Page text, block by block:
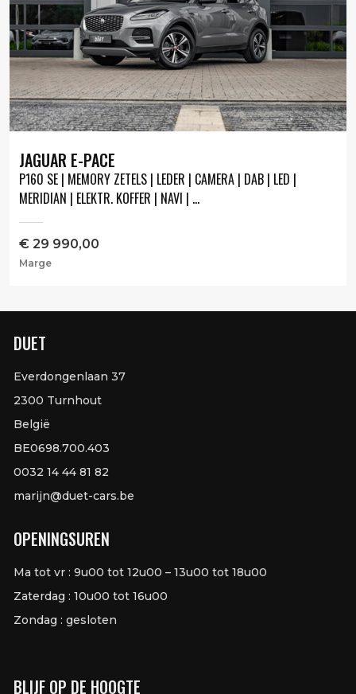
JAGUAR E-PACE
P160 SE | MEMORY ZETELS | LEDER | CAMERA | DAB | LED |
MERIDIAN | ELEKTR. KOFFER | NAVI | ...
€ 29 990,00
Marge
DUET
Everdongenlaan 37
2300 Turnhout
België
BE0698.700.403
0032 14 44 81 82
marijn@duet-cars.be
OPENINGSUREN
Ma tot vr : 9u00 tot 12u00 – 13u00 tot 18u00
Zaterdag : 10u00 tot 16u00
Zondag : gesloten
BLIJF OP DE HOOGTE